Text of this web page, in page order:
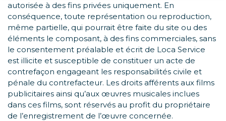
autorisée à des fins privées uniquement. En
conséquence, toute représentation ou reproduction,
même partielle, qui pourrait être faite du site ou des
éléments le composant, à des fins commerciales, sans
le consentement préalable et écrit de Loca Service
est illicite et susceptible de constituer un acte de
contrefaçon engageant les responsabilités civile et
pénale du contrefacteur. Les droits afférents aux films
publicitaires ainsi qu’aux œuvres musicales inclues
dans ces films, sont réservés au profit du propriétaire
de l’enregistrement de l’œuvre concernée.